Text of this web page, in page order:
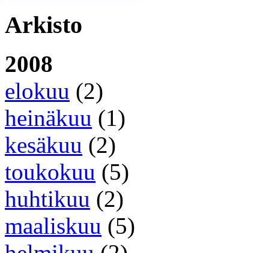
Arkisto
2008
elokuu (2)
heinäkuu (1)
kesäkuu (2)
toukokuu (5)
huhtikuu (2)
maaliskuu (5)